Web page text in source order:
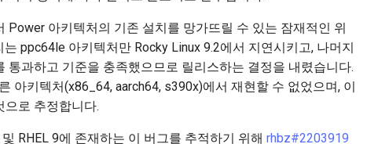
Power 아키텍처의 기존 설치를 망가뜨릴 수 있는 잠재적인 위
ppc64le 아키텍처만 Rocky Linux 9.2에서 지연시키고, 나머지
통과하고 기준을 충족했으므로 릴리스하는 결정을 내렸습니다.
아키텍처(x86_64, aarch64, s390x)에서 재현할 수 없었으며, 이
으로 추정합니다.
RHEL 9에 존재하는 이 버그를 추적하기 위해 rhbz#2203919